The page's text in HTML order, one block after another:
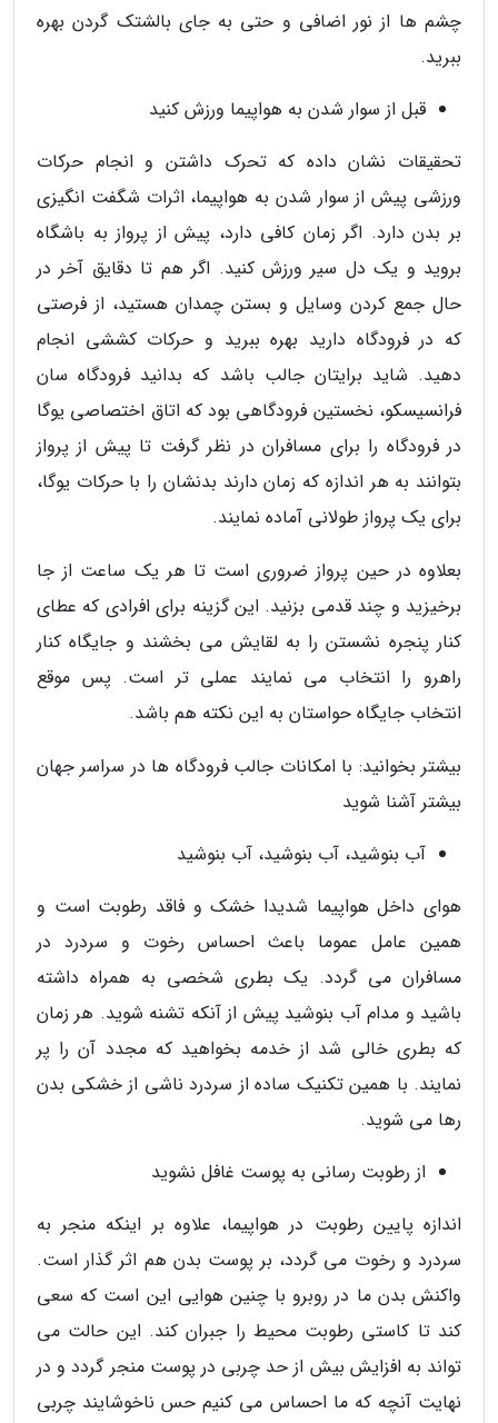
چشم ها از نور اضافی و حتی به جای بالشتک گردن بهره
ببرید.
قبل از سوار شدن به هواپیما ورزش کنید
تحقیقات نشان داده که تحرک داشتن و انجام حرکات
ورزشی پیش از سوار شدن به هواپیما، اثرات شگفت انگیزی
بر بدن دارد. اگر زمان کافی دارد، پیش از پرواز به باشگاه
بروید و یک دل سیر ورزش کنید. اگر هم تا دقایق آخر در
حال جمع کردن وسایل و بستن چمدان هستید، از فرصتی
که در فرودگاه دارید بهره ببرید و حرکات کششی انجام
دهید. شاید برایتان جالب باشد که بدانید فرودگاه سان
فرانسیسکو، نخستین فرودگاهی بود که اتاق اختصاصی یوگا
در فرودگاه را برای مسافران در نظر گرفت تا پیش از پرواز
بتوانند به هر اندازه که زمان دارند بدنشان را با حرکات یوگا،
برای یک پرواز طولانی آماده نمایند.
بعلاوه در حین پرواز ضروری است تا هر یک ساعت از جا
برخیزید و چند قدمی بزنید. این گزینه برای افرادی که عطای
کنار پنجره نشستن را به لقایش می بخشند و جایگاه کنار
راهرو را انتخاب می نمایند عملی تر است. پس موقع
انتخاب جایگاه حواستان به این نکته هم باشد.
بیشتر بخوانید: با امکانات جالب فرودگاه ها در سراسر جهان
بیشتر آشنا شوید
آب بنوشید، آب بنوشید، آب بنوشید
هوای داخل هواپیما شدیدا خشک و فاقد رطوبت است و
همین عامل عموما باعث احساس رخوت و سردرد در
مسافران می گردد. یک بطری شخصی به همراه داشته
باشید و مدام آب بنوشید پیش از آنکه تشنه شوید. هر زمان
که بطری خالی شد از خدمه بخواهید که مجدد آن را پر
نمایند. با همین تکنیک ساده از سردرد ناشی از خشکی بدن
رها می شوید.
از رطوبت رسانی به پوست غافل نشوید
اندازه پایین رطوبت در هواپیما، علاوه بر اینکه منجر به
سردرد و رخوت می گردد، بر پوست بدن هم اثر گذار است.
واکنش بدن ما در روبرو با چنین هوایی این است که سعی
کند تا کاستی رطوبت محیط را جبران کند. این حالت می
تواند به افزایش بیش از حد چربی در پوست منجر گردد و در
نهایت آنچه که ما احساس می کنیم حس ناخوشایند چربی